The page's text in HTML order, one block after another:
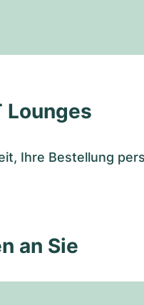
Lounges
Ihre Bestellung
an Sie